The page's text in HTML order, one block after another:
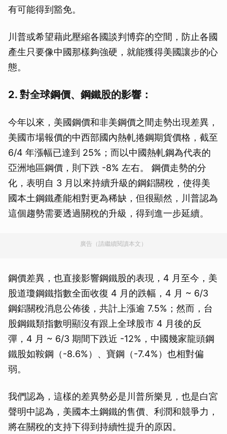
有可能得到豁免。
川普或希望藉此壓縮各國談判博弈的空間，防止各國
產生只要像中國那樣夠強硬，就能獲得美國讓步的心
態。
2. 對全球鋼價、鋼鐵股的影響：
今年以來，美國鋼價和非美鋼價之間走勢出現差異，
美國市場報價的中西部國內熱軋捲鋼期貨價格，截至
6/4 年漲幅已達到 25%；而以中國熱軋鋼為代表的
亞洲地區鋼價，則下跌 -8% 左右。 鋼價走勢的分
化，表明自 3 月以來持續升級的鋼鋁關稅，使得美
國本土鋼鐵產能相對更為稀缺，但很顯然，川普認為
這個趨勢需要透過關稅的升級，得到進一步延續。
廣告（請繼續閱讀本文）
鋼價差異，也直接影響鋼鐵股的表現，4 月至今，美
股道瓊鋼鐵指數全面收復 4 月的跌幅，4 月 ~ 6/3
鋼鋁關稅消息公佈後，共計上漲逾 7.5%；然而，台
股鋼鐵類指數明顯沒有跟上全球股市 4 月後的反
彈，4 月 ~ 6/3 期間下跌近 -12%，中國幾家龍頭鋼
鐵股如鞍鋼（-8.6%）、寶鋼（-7.4%）也相對偏
弱。
我們認為，這樣的差異勢必是川普所樂見，也是白宮
聲明中認為，美國本土鋼鐵的售價、利潤和競爭力，
將在關稅的支持下得到持續性提升的原因。